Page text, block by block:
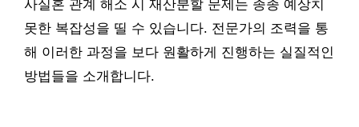
사실혼 관계 해소 시 재산분할 문제는 종종 예상치
못한 복잡성을 띨 수 있습니다. 전문가의 조력을 통
해 이러한 과정을 보다 원활하게 진행하는 실질적인
방법들을 소개합니다.